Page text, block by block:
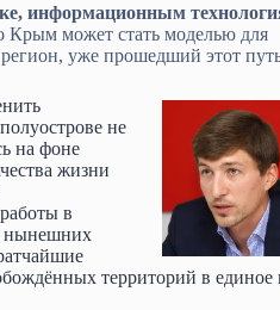
информационным
Крым может стать моделью для
уже прошедший этот
не
на фоне
жизни
в
нынешних
территорий в